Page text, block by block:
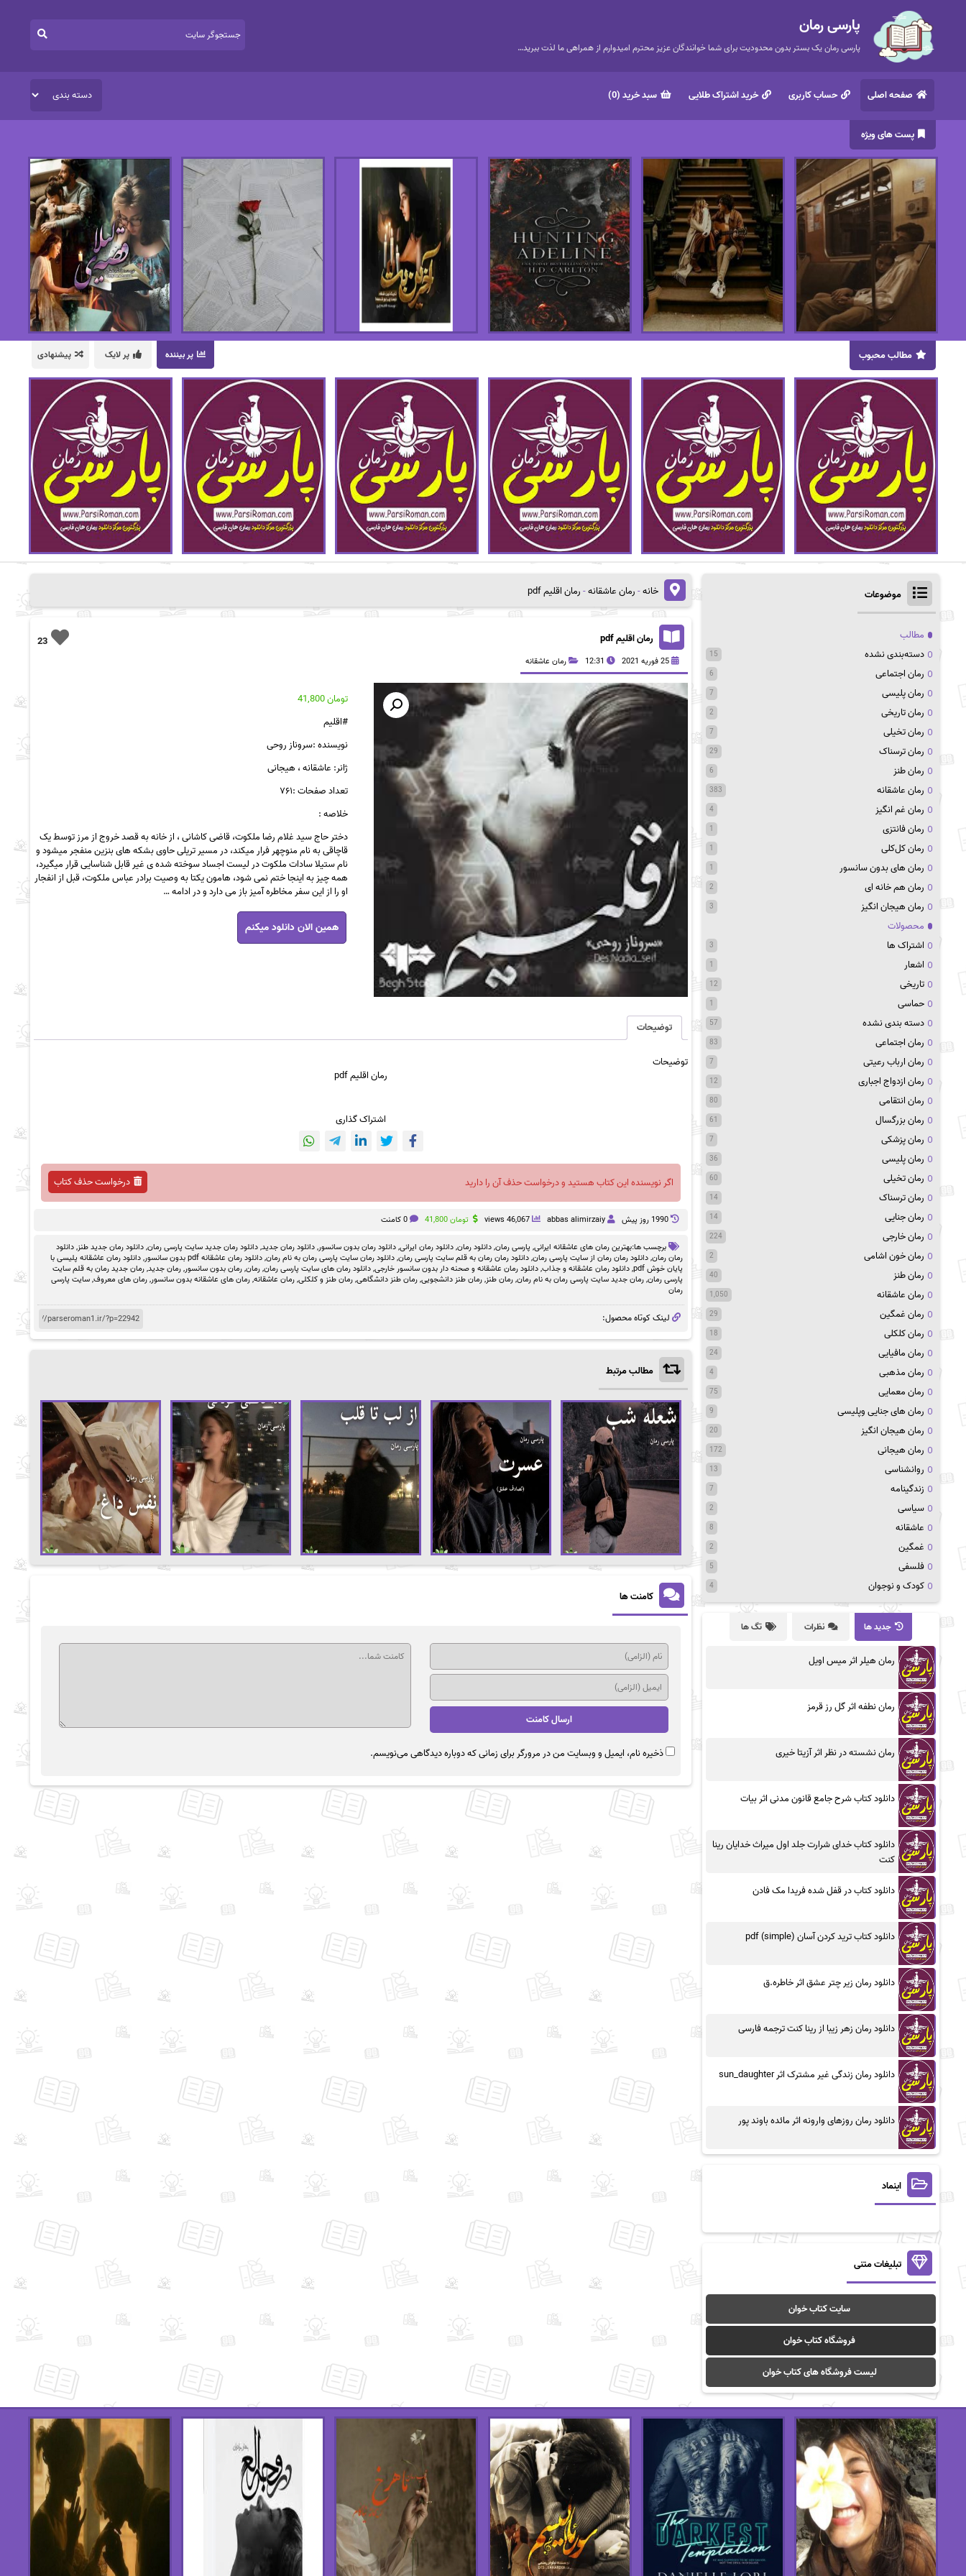
پارسی رمان
پارسی رمان یک بستر بدون محدودیت برای شما خوانندگان عزیز محترم امیدوارم از همراهی ما لذت ببرید…
صفحه اصلی حساب کاربری خرید اشتراک طلایی سبد خرید (0)
پست های ویژه
پر بیننده پر لایک پیشنهادی مطالب محبوب
خانه-رمان عاشقانه-رمان اقلیم pdf
23 رمان اقلیم pdf
25 فوریه 2021 12:31 رمان عاشقانه
تومان41,800
#اقلیم
نویسنده :سروناز روحی
ژانر: عاشقانه ، هیجانی
تعداد صفحات :۷۶۱
خلاصه :
دختر حاج سید غلام رضا ملکوت، قاضی کاشانی ، از خانه به قصد خروج از مرز توسط یک
قاچاقی به نام منوچهر فرار میکند، در مسیر تریلی حاوی بشکه های بنزین منفجر میشود و
نام ستیلا سادات ملکوت در لیست اجساد سوخته شده ی غیر قابل شناسایی قرار میگیرد،
همه چیز به اینجا ختم نمی شود، هامون یکتا به وصیت برادر عباس ملکوت، قبل از انفجار
او را از این سفر مخاطره آمیز باز می دارد و در ادامه …
رمان
اقلیم
pdf
همین الان دانلود میکنم
توضیحات
توضیحات
رمان اقلیم pdf
اشتراک گذاری
اگر نویسنده این کتاب هستید و درخواست حذف آن را دارید درخواست حذف کتاب
1990 روز پيش abbas alimirzaiy
46,067 views تومان 0 کامنت
برچسب ها:بهترین رمان های عاشقانه ایرانی, پارسی رمان,دانلود رمان,دانلود رمان ایرانی,دانلود رمان بدون سانسور,دانلود رمان جدید,دانلود رمان جدید سایت پارسی رمان,دانلود رمان جدید طنز,دانلود
رمان رمان,دانلود رمان رمان از سایت پارسی رمان,دانلود رمان رمان به قلم سایت پارسی رمان,دانلود رمان سایت پارسی رمان به نام رمان,دانلود رمان عاشقانه pdf بدون سانسور ,دانلود رمان عاشقانه پلیسی با
پایان خوش pdf
,دانلود رمان عاشقانه و جذاب,دانلود رمان عاشقانه و صحنه دار بدون سانسور خارجی,دانلود رمان های سایت پارسی رمان,رمان,رمان بدون سانسور,رمان جدید,رمان جدید رمان به قلم سایت
پارسی رمان,رمان جدید سایت پارسی رمان به نام رمان,رمان طنز,رمان طنز دانشجویی,رمان طنز دانشگاهی,رمان طنز و کلکلی,رمان عاشقانه,رمان های عاشقانه بدون سانسور,رمان های معروف,سایت پارسی
رمان
لینک کوتاه محصول:
مطالب مرتبط
کامنت ها
ذخیره نام، ایمیل و وبسایت من در مرورگر برای زمانی که دوباره دیدگاهی می‌نویسم.
موضوعات
مطالب
دسته‌بندی نشده
15
رمان اجتماعی 6
رمان پلیسی 7
رمان تاریخی 2
رمان تخیلی 7
رمان ترسناک 29
رمان طنز 6
رمان عاشقانه 383
رمان غم انگیز 4
رمان فانتزی 1
رمان کل‌کلی 1
رمان های بدون سانسور 1
رمان هم خانه ای 2
رمان هیجان انگیز 3
محصولات
اشتراک ها
3
اشعار 1
تاریخی 12
حماسی 1
دسته بندی نشده 57
رمان اجتماعی 83
رمان ارباب رعیتی 7
رمان ازدواج اجباری 12
رمان انتقامی 80
رمان بزرگسال 61
رمان پزشکی 7
رمان پلیسی 36
رمان تخیلی 60
رمان ترسناک 14
رمان جنایی 14
رمان خارجی 224
رمان خون اشامی 2
رمان طنز 40
رمان عاشقانه 1,050
رمان غمگین 29
رمان کلکلی 18
رمان مافیایی 24
رمان مذهبی 4
رمان معمایی 75
رمان های جنایی وپلیسی 9
رمان هیجان انگیز 20
رمان هیجانی 172
روانشناسی 13
زندگینامه 7
سیاسی 2
عاشقانه 8
غمگین 2
فلسفی 5
کودک و نوجوان 4
جدید ها نظرات تگ ها
رمان هیلر اثر میس اویل
رمان نطفه اثر گل رز قرمز
رمان نشسته در نظر اثر آزیتا خیری
دانلود کتاب شرح جامع قانون مدنی اثر بیات
دانلود کتاب خدای شرارت جلد اول میراث خدایان رینا
کنت
دانلود کتاب در قفل شده فریدا مک فادن
دانلود کتاب ترید کردن آسان (simple) pdf
دانلود رمان زیر چتر عشق اثر خاطره.ق
دانلود رمان زهر زیبا از رینا کنت ترجمه فارسی
دانلود رمان زندگی غیر مشترک اثر sun_daughter
دانلود رمان روزهای وارونه اثر مائده باوند پور
اینماد
تبلیغات متنی
سایت کتاب خوان
فروشگاه کتاب خوان
لیست فروشگاه های کتاب خوان